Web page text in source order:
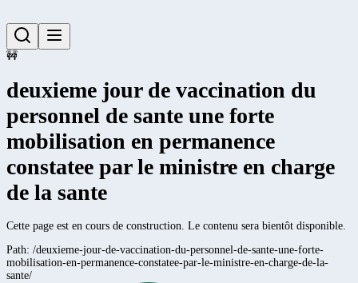
🚧
deuxieme jour de vaccination du
personnel de sante une forte
mobilisation en permanence
constatee par le ministre en charge
de la sante
Cette page est en cours de construction. Le contenu sera bientôt disponible.
Path: /deuxieme-jour-de-vaccination-du-personnel-de-sante-une-forte-
mobilisation-en-permanence-constatee-par-le-ministre-en-charge-de-la-
sante/